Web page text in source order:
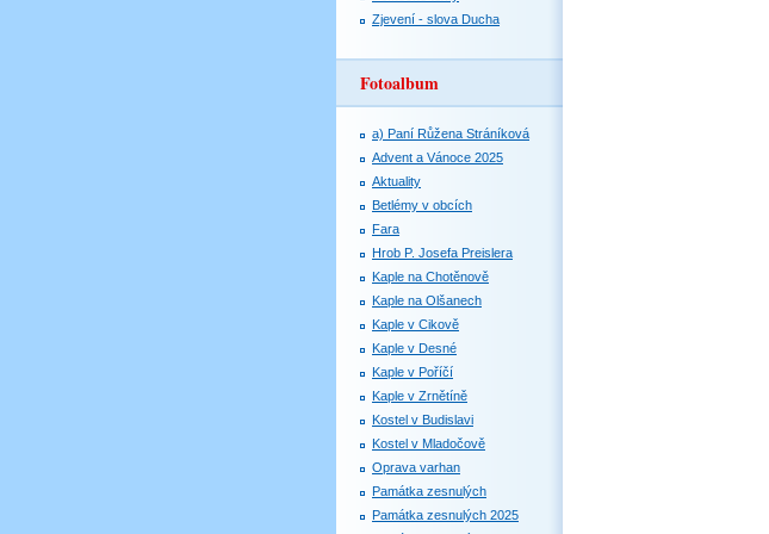
Zjevení - slova Ducha
Fotoalbum
a) Paní Růžena Stráníková
Advent a Vánoce 2025
Aktuality
Betlémy v obcích
Fara
Hrob P. Josefa Preislera
Kaple na Chotěnově
Kaple na Olšanech
Kaple v Cikově
Kaple v Desné
Kaple v Poříčí
Kaple v Zrnětíně
Kostel v Budislavi
Kostel v Mladočově
Oprava varhan
Památka zesnulých
Památka zesnulých 2025